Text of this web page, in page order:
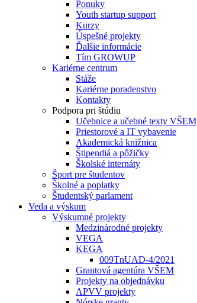
Ponuky
Youth startup support
Kurzy
Úspešné projekty
Ďalšie informácie
Tím GROWUP
Kariérne centrum
Stáže
Kariérne poradenstvo
Kontakty
Podpora pri štúdiu
Učebnice a učebné texty VŠEM
Priestorové a IT vybavenie
Akademická knižnica
Štipendiá a pôžičky
Školské internáty
Šport pre študentov
Školné a poplatky
Študentský parlament
Veda a výskum
Výskumné projekty
Medzinárodné projekty
VEGA
KEGA
009TnUAD-4/2021
Grantová agentúra VŠEM
Projekty na objednávku
APVV projekty